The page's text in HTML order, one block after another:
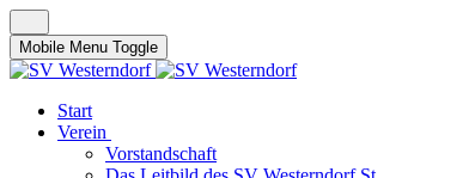
Mobile Menu Toggle
Start
Verein
Vorstandschaft